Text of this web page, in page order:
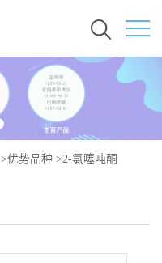
>优势品种 >2-氯噻吨酮